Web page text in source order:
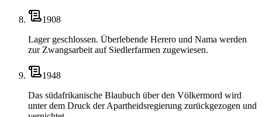
1908
Lager geschlossen. Überlebende Herero und Nama werden
zur Zwangsarbeit auf Siedlerfarmen zugewiesen.
1948
Das südafrikanische Blaubuch über den Völkermord wird
unter dem Druck der Apartheidsregierung zurückgezogen und